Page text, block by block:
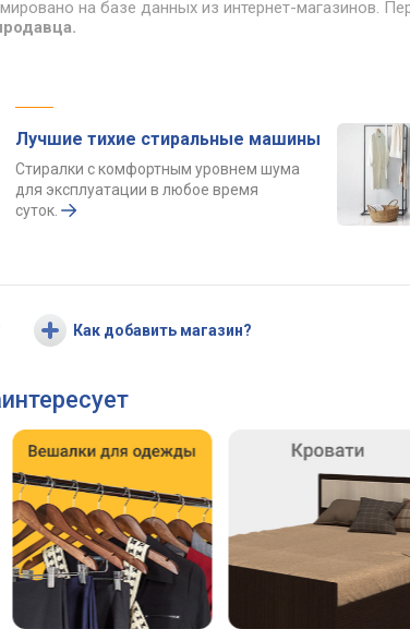
на базе данных из интернет-магазинов.
Лучшие тихие стиральные машины
Стиралки с комфортным уровнем шума
для эксплуатации в любое время
суток.
Как добавить магазин?